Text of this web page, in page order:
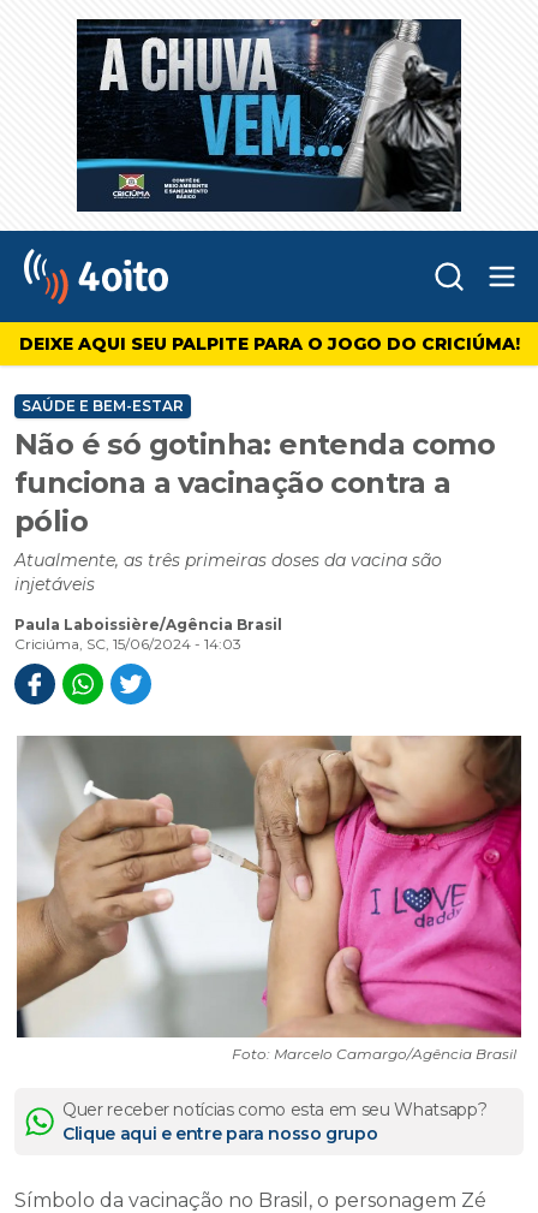
4oito
DEIXE AQUI SEU PALPITE PARA O JOGO DO CRICIÚMA!
SAÚDE E BEM-ESTAR
Não é só gotinha: entenda como
funciona a vacinação contra a
pólio
Atualmente, as três primeiras doses da vacina são
injetáveis
Paula Laboissière/Agência Brasil
Criciúma, SC, 15/06/2024 - 14:03
Foto: Marcelo Camargo/Agência Brasil
Quer receber notícias como esta em seu Whatsapp?
Clique aqui e entre para nosso grupo
Símbolo da vacinação no Brasil, o personagem Zé